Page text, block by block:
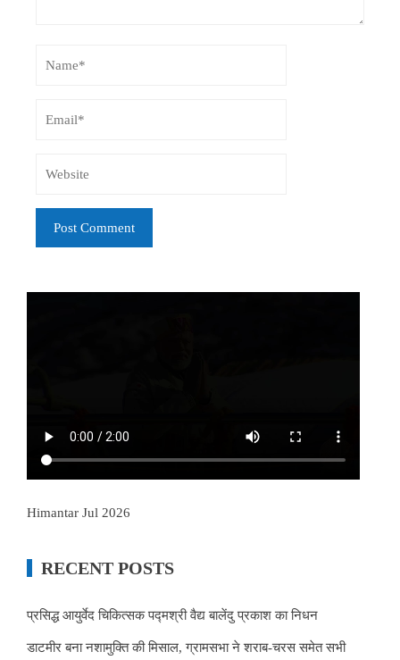
Himantar Jul 2026
RECENT POSTS
प्रसिद्ध आयुर्वेद चिकित्सक पद्मश्री वैद्य बालेंदु प्रकाश का निधन
डाटमीर बना नशामुक्ति की मिसाल, ग्रामसभा ने शराब-चरस समेत सभी